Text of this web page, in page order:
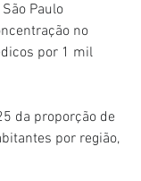
Paulo
no
por 1 mil
da proporção de
por região,